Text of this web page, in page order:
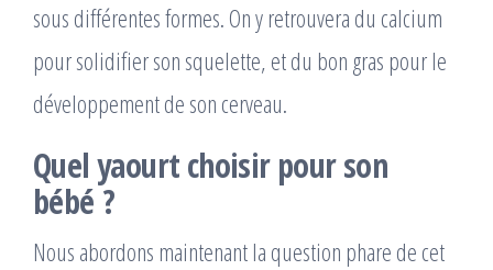
sous différentes formes. On y retrouvera du calcium
pour solidifier son squelette, et du bon gras pour le
développement de son cerveau.
Quel yaourt choisir pour son
bébé ?
Nous abordons maintenant la question phare de cet